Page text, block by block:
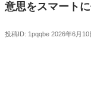
意思をスマート
投稿ID: 1pqqbe 2026年6月10